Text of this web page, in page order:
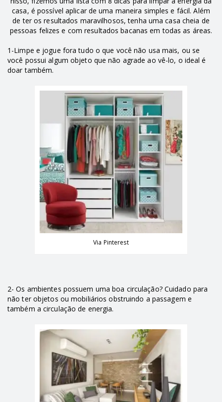
casa, é possível aplicar de uma maneira simples e fácil. Além
de ter os resultados maravilhosos, tenha uma casa cheia de
pessoas felizes e com resultados bacanas em todas as áreas.
1-Limpe e jogue fora tudo o que você não usa mais, ou se
você possui algum objeto que não agrade ao vê-lo, o ideal é
doar também.
Via Pinterest
2- Os ambientes possuem uma boa circulação? Cuidado para
não ter objetos ou mobiliários obstruindo a passagem e
também a circulação de energia.